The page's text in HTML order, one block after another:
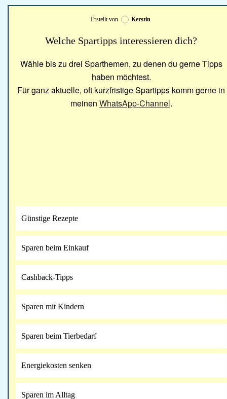
Erstellt von Kerstin
Welche Spartipps interessieren dich?
Wähle bis zu drei Sparthemen, zu denen du gerne Tipps
haben möchtest.
Für ganz aktuelle, oft kurzfristige Spartipps komm gerne in
meinen WhatsApp-Channel.
Günstige Rezepte
Sparen beim Einkauf
Cashback-Tipps
Sparen mit Kindern
Sparen beim Tierbedarf
Energiekosten senken
Sparen im Alltag